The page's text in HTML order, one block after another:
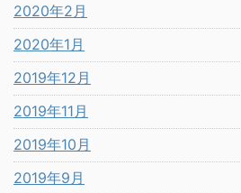
2020年2月
2020年1月
2019年12月
2019年11月
2019年10月
2019年9月